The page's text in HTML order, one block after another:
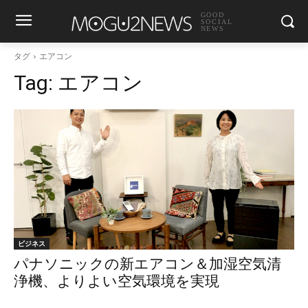
GOOD
SOCIAL
NEWS
タグ エアコン
Tag: エアコン
ビジネス
パナソニックの新エアコン＆加湿空気清
浄機、よりよい空気環境を実現